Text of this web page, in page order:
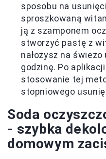
sposobu na
sproszkowaną
ją z szamponem
stworzyć pastę z
nałożysz na świeżo
godzinę. Po
stosowanie tej
stopniowego
Soda
- szybka
domowym